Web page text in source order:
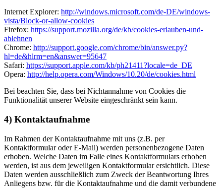
Internet Explorer: http://windows.microsoft.com/de-DE/windows-
vista/Block-or-allow-cookies
Firefox: https://support.mozilla.org/de/kb/cookies-erlauben-und-
ablehnen
Chrome: http://support.google.com/chrome/bin/answer.py?
hl=de&hlrm=en&answer=95647
Safari: https://support.apple.com/kb/ph21411?locale=de_DE
Opera: http://help.opera.com/Windows/10.20/de/cookies.html
Bei beachten Sie, dass bei Nichtannahme von Cookies die
Funktionalität unserer Website eingeschränkt sein kann.
4) Kontaktaufnahme
Im Rahmen der Kontaktaufnahme mit uns (z.B. per
Kontaktformular oder E-Mail) werden personenbezogene Daten
erhoben. Welche Daten im Falle eines Kontaktformulars erhoben
werden, ist aus dem jeweiligen Kontaktformular ersichtlich. Diese
Daten werden ausschließlich zum Zweck der Beantwortung Ihres
Anliegens bzw. für die Kontaktaufnahme und die damit verbundene